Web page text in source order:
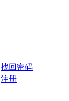
找回密码
注册